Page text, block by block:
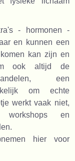
- hormonen -
en kunnen een
kan zijn en
ook altijd de
een
om echte
werkt vaak niet,
workshops en
hier voor